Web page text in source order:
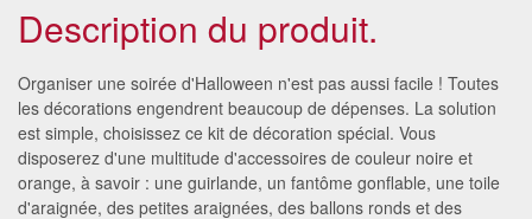
Description du produit.
Organiser une soirée d'Halloween n'est pas aussi facile ! Toutes
les décorations engendrent beaucoup de dépenses. La solution
est simple, choisissez ce kit de décoration spécial. Vous
disposerez d'une multitude d'accessoires de couleur noire et
orange, à savoir : une guirlande, un fantôme gonflable, une toile
d'araignée, des petites araignées, des ballons ronds et des